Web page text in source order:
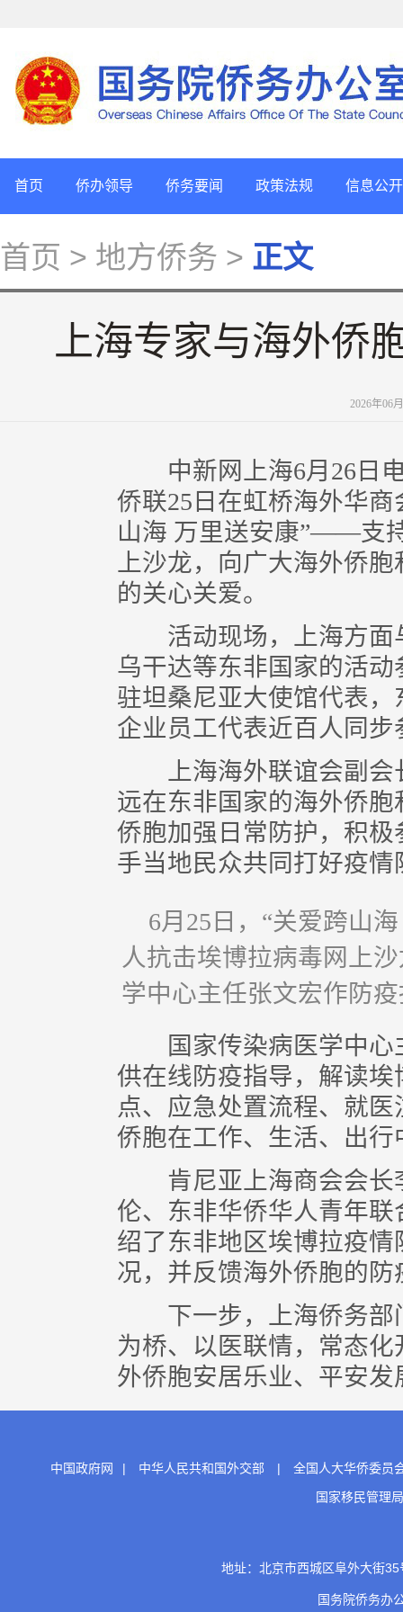
首页 侨办领导 侨务要闻 政策法规 信息公开
首页 > 地方侨务 > 正文
上海专家与海外侨
2026年06
中新网上海6月26日电
侨联25日在虹桥海外华
山海 万里送安康”——支
上沙龙，向广大海外侨
的关心关爱。
活动现场，上海方面
乌干达等东非国家的活
驻坦桑尼亚大使馆代表
企业员工代表近百人同步
上海海外联谊会副会
远在东非国家的海外侨
侨胞加强日常防护，积
手当地民众共同打好疫情
6月25日，“关爱跨山
人抗击埃博拉病毒网上
学中心主任张文宏作防
国家传染病医学中心
供在线防疫指导，解读
点、应急处置流程、就
侨胞在工作、生活、出
肯尼亚上海商会会长
伦、东非华侨华人青年
绍了东非地区埃博拉疫
况，并反馈海外侨胞的
下一步，上海侨务部
为桥、以医联情，常态
外侨胞安居乐业、平安
中国政府网 | 中华人民共和国外交部 |
全国人大华侨委员
国家移民管理局
地址：北京市西城区阜外大街
国务院侨务